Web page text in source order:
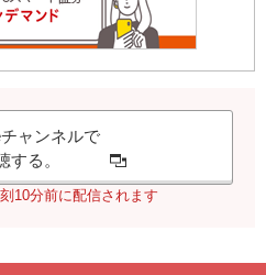
ャンネルで
する。
10分前に配信されます